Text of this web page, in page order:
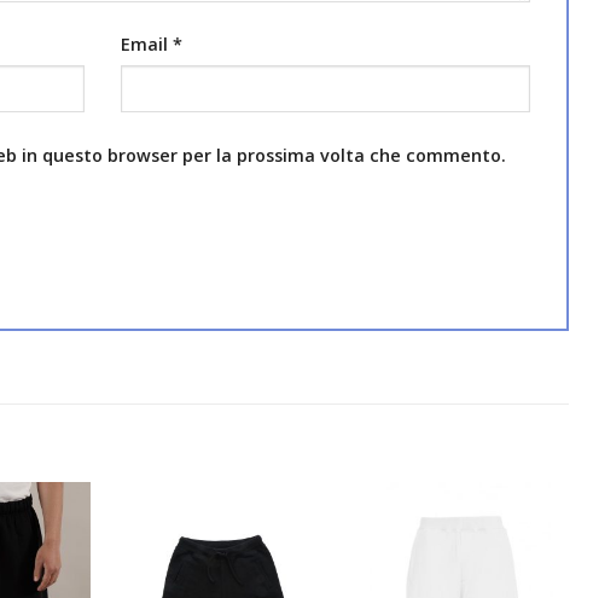
Email *
in questo browser per la prossima volta che commento.